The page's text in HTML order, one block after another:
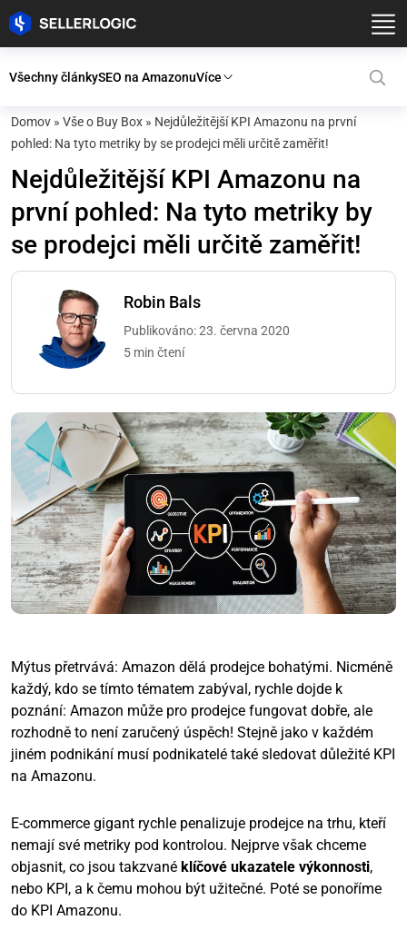
Všechny článkySEO na AmazonuVíce
Domov » Vše o Buy Box » Nejdůležitější KPI Amazonu na první
pohled: Na tyto metriky by se prodejci měli určitě zaměřit!
Nejdůležitější KPI Amazonu na
první pohled: Na tyto metriky by
se prodejci měli určitě zaměřit!
Robin Bals
Publikováno: 23. června 2020
5 min čtení
Mýtus přetrvává: Amazon dělá prodejce bohatými. Nicméně
každý, kdo se tímto tématem zabýval, rychle dojde k
poznání: Amazon může pro prodejce fungovat dobře, ale
rozhodně to není zaručený úspěch! Stejně jako v každém
jiném podnikání musí podnikatelé také sledovat důležité KPI
na Amazonu.
E-commerce gigant rychle penalizuje prodejce na trhu, kteří
nemají své metriky pod kontrolou. Nejprve však chceme
objasnit, co jsou takzvané klíčové ukazatele výkonnosti,
nebo KPI, a k čemu mohou být užitečné. Poté se ponoříme
do KPI Amazonu.